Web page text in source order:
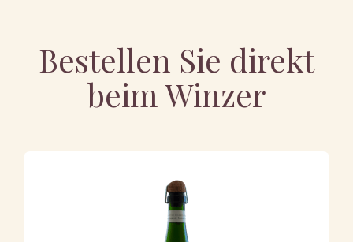
Bestellen Sie direkt
beim Winzer